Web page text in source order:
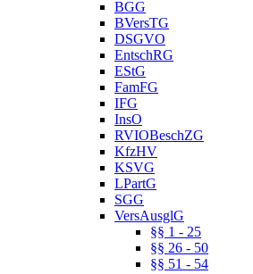
BGG
BVersTG
DSGVO
EntschRG
EStG
FamFG
IFG
InsO
RVIOBeschZG
KfzHV
KSVG
LPartG
SGG
VersAusglG
§§ 1 - 25
§§ 26 - 50
§§ 51 - 54